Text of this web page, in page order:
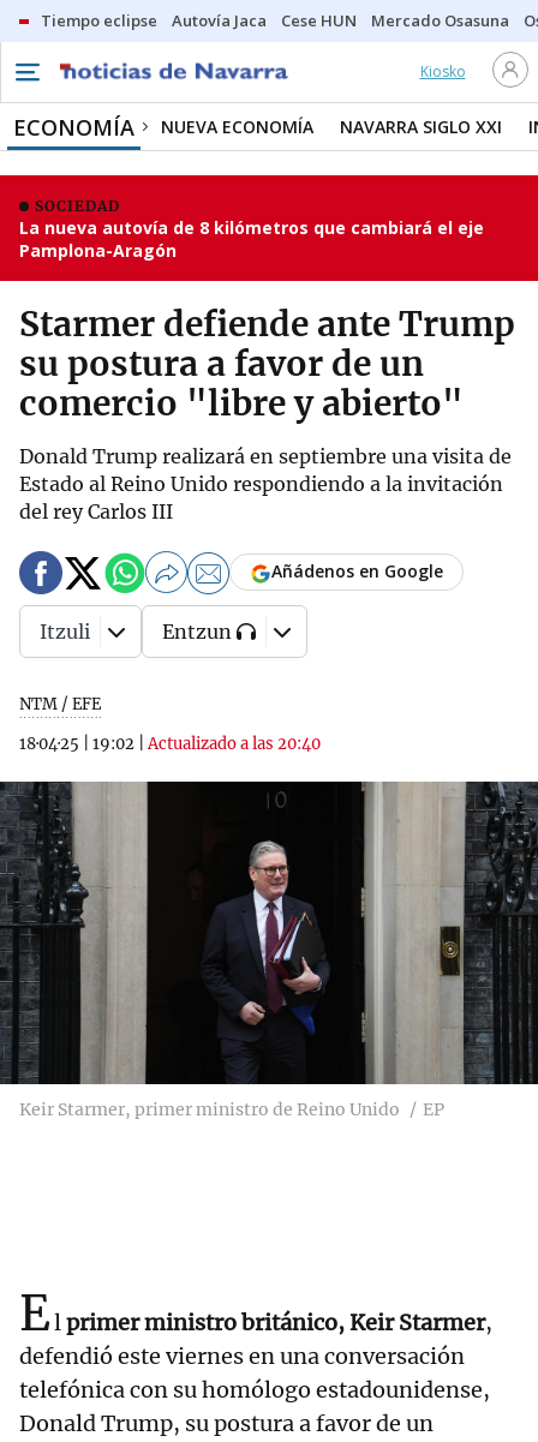
Tiempo eclipse Autovía Jaca Cese HUN Mercado Osasuna
Kiosko
ECONOMÍA NUEVA ECONOMÍA NAVARRA SIGLO XXI
SOCIEDAD
La nueva autovía de 8 kilómetros que cambiará el eje
Pamplona-Aragón
Starmer defiende ante Trump
su postura a favor de un
comercio "libre y abierto"
Donald Trump realizará en septiembre una visita de
Estado al Reino Unido respondiendo a la invitación
del rey Carlos III
NTM / EFE
18·04·25
19:02 |Actualizado a las 20:40
Añádenos en Google
Itzuli Entzun
Keir Starmer, primer ministro de Reino Unido EP
Elprimer ministro británico, Keir Starmer,
defendió este viernes en una conversación
telefónica con su homólogo estadounidense,
Donald Trump, su postura a favor de un